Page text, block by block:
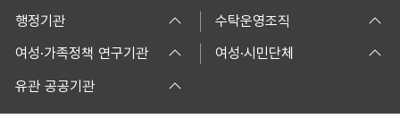
행정기관
수탁운영조직
여성·가족정책 연구기관
여성·시민단체
유관 공공기관